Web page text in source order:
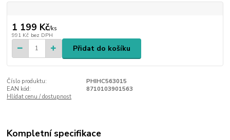
1 199 Kč/ks
991 Kč bez DPH
Přidat do košíku
Číslo produktu:
PHIHC563015
EAN kód:
8710103901563
Hlídat cenu / dostupnost
Kompletní specifikace